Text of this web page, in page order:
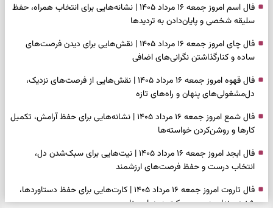
فال اسم امروز جمعه ۱۶ مرداد ۱۴۰۵ | نشانه‌هایی برای انتخاب همراه، حفظ
سلیقه شخصی و پایان‌دادن به تردیدها
فال چای امروز جمعه ۱۶ مرداد ۱۴۰۵ | نقش‌هایی برای دیدن فرصت‌های
ساده و کنارگذاشتن نگرانی‌های اضافی
فال قهوه امروز جمعه ۱۶ مرداد ۱۴۰۵ | نقش‌هایی از فرصت‌های نزدیک،
دل‌مشغولی‌های پنهان و راه‌های تازه
فال شمع امروز جمعه ۱۶ مرداد ۱۴۰۵ | نشانه‌هایی برای حفظ آرامش، تکمیل
کارها و روشن‌کردن خواسته‌ها
فال ابجد امروز جمعه ۱۶ مرداد ۱۴۰۵ | نیت‌هایی برای سبک‌شدن دل،
انتخاب درست و حفظ فرصت‌های ارزشمند
فال تاروت امروز جمعه ۱۶ مرداد ۱۴۰۵ | کارت‌هایی برای حفظ دستاوردها،
شنیدن ندای درون و حرکت در زمان مناسب